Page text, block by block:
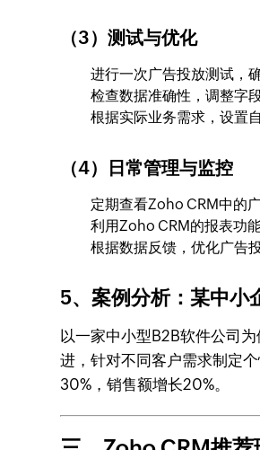
（3）测试与优化
进行一次广告投放测试，
检查数据准确性，调整字
根据实际业务需求，设置
（4）日常管理与监控
定期查看Zoho CRM中的
利用Zoho CRM的报表功
根据数据反馈，优化广告
5、案例分析：某中小
以一家中小型B2B软件公司
进，针对不同客户需求制定
30%，销售额增长20%。